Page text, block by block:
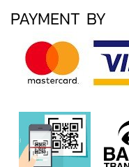
PAYMENT BY